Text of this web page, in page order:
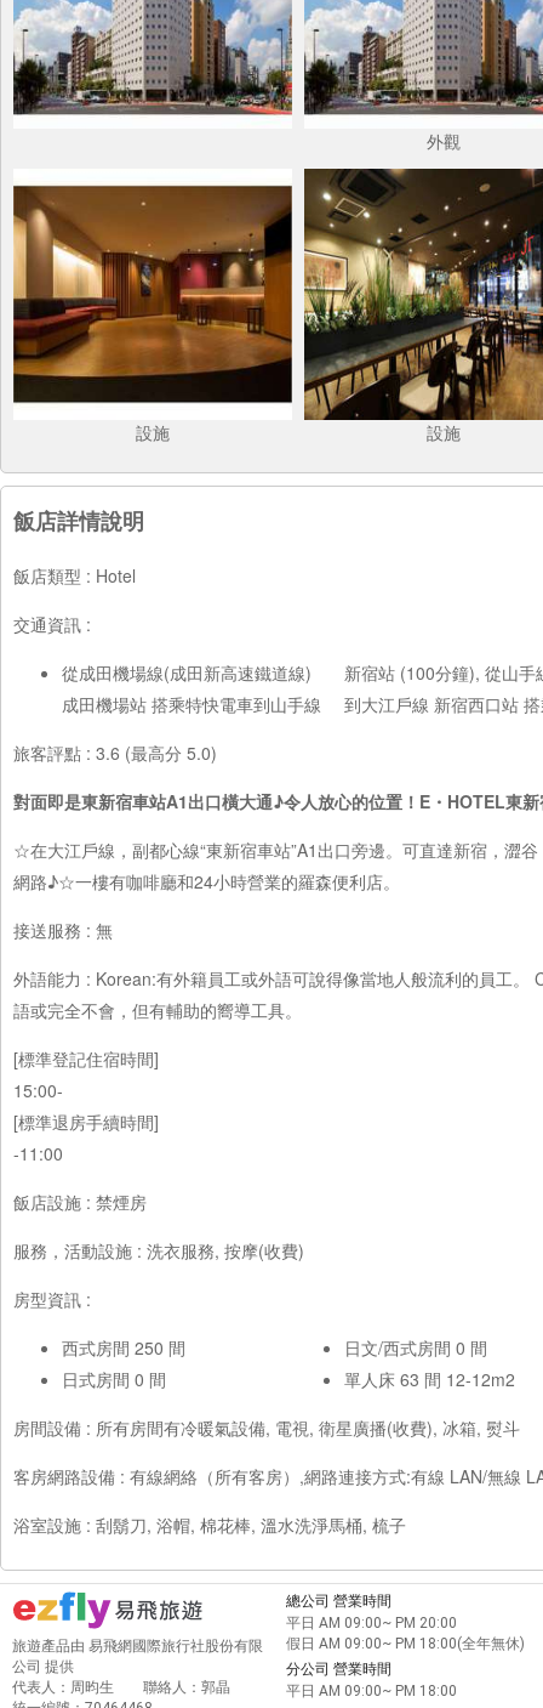
外觀
設施 設施
飯店詳情說明
飯店類型 : Hotel
交通資訊 :
從成田機場線(成田新高速鐵道線)
成田機場站 搭乘特快電車到山手線
新宿站 (100分鐘), 從山手線 新宿站
到大江戶線 新宿西口站 搭乘步行
(20分鐘), 從大江戶線 新宿西口站
旅客評點 : 3.6 (最高分 5.0)
對面即是東新宿車站A1出口橫大通♪令人放心的位置！E・HOTEL東
☆在大江戶線，副都心線“東新宿車站”A1出口旁邊。可直達新宿，澀
網路♪☆一樓有咖啡廳和24小時營業的羅森便利店。
接送服務 : 無
外語能力 : Korean:有外籍員工或外語可說得像當地人般流利的員工
語或完全不會，但有輔助的嚮導工具。
[標準登記住宿時間]
15:00-
[標準退房手續時間]
-11:00
飯店設施 : 禁煙房
服務，活動設施 : 洗衣服務, 按摩(收費)
房型資訊 :
西式房間 250 間
日式房間 0 間
日文/西式房間 0 間
單人床 63 間 12-12m2
房間設備 : 所有房間有冷暖氣設備, 電視, 衛星廣播(收費), 冰箱, 熨斗
客房網路設備 : 有線網絡（所有客房）,網路連接方式:有線 LAN/無線
浴室設施 : 刮鬍刀, 浴帽, 棉花棒, 溫水洗淨馬桶, 梳子